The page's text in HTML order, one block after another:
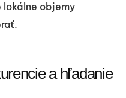
lokálne objemy
a hľadanie